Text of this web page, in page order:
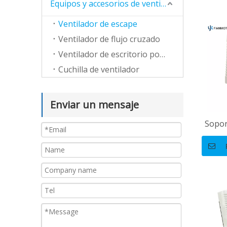
Equipos y accesorios de ventilación
Ventilador de escape
Ventilador de flujo cruzado
Ventilador de escritorio portátil
Cuchilla de ventilador
Enviar un mensaje
6